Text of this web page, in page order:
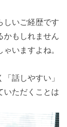
しいご経歴です
かもしれません
いますよね。
話しやすい」
いただくことは